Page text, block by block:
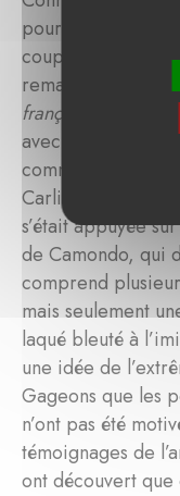
pour ces
coupes. Ils
remarquable
française, le vernis
avec le Lackkunst
commissaire de
Carlier, en 2022
s’était appuyée
de Camondo, qui
comprend
mais seulement
laqué bleuté à
une idée de
Gageons que les
n’ont pas été
témoignages de
ont découvert